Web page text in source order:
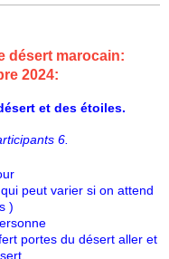
désert marocain:
2024:
et des étoiles.
6.
peut varier si on attend
)
portes du désert aller et